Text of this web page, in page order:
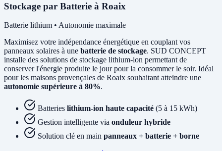
Stockage par Batterie à Roaix
Batterie lithium • Autonomie maximale
Maximisez votre indépendance énergétique en couplant vos
panneaux solaires à une batterie de stockage. SUD CONCEPT
installe des solutions de stockage lithium-ion permettant de
conserver l'énergie produite le jour pour la consommer le soir. Idéal
pour les maisons provençales de Roaix souhaitant atteindre une
autonomie supérieure à 80%.
Batteries lithium-ion haute capacité (5 à 15 kWh)
Gestion intelligente via onduleur hybride
Solution clé en main panneaux + batterie + borne